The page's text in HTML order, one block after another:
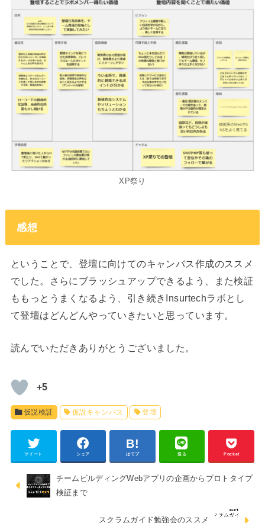
XP祭り
感想
ということで、登壇に向けてのキャンバス作成のススメ
でした。さらにブラッシュアップできるよう、また検証
ももっとうまくなるよう、引き続きInsurtechラボとし
て登壇はどんどんやっていきたいと思っています。
読んでいただきありがとうございました。
+5
仮説検証 仮説キャンバス 登壇
ツイート シェア はてブ 送る Pocket
チームビルディングWebアプリの企画からプロトタイプ
検証まで
スクラムガイド勉強会のススメ